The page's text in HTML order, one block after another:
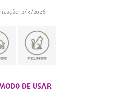
2/3/2026
DE USAR